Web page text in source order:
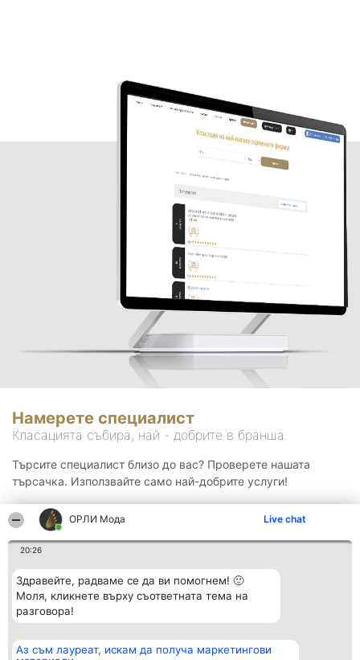
ОРЛИ Мода Live chat
20:26
Здравейте, радваме се да ви помогнем! 🙂
Моля, кликнете върху съответната тема на
разговора!
Аз съм лауреат, искам да получа маркетингови
Намерете специалист
Класацията събира, най - добрите в бранша.
Търсите специалист близо до вас? Проверете нашата
търсачка. Използвайте само най-добрите услуги!
Организатор на
Класация Контакти